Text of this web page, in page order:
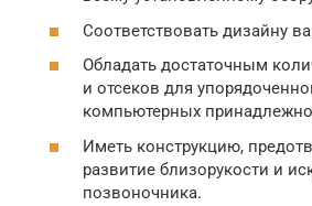
Соответствовать дизайну
Обладать достаточным
и отсеков для
компьютерных
Иметь конструкцию,
развитие близорукости и
позвоночника.